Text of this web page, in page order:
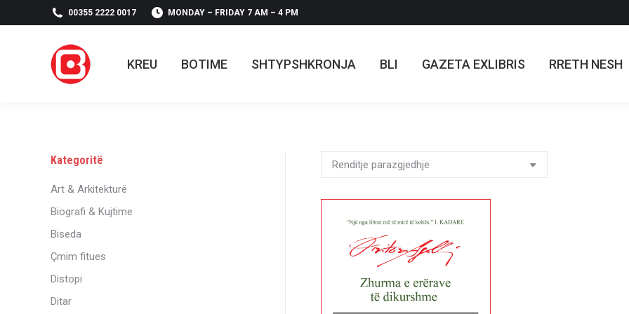
00355 2222 0017 MONDAY – FRIDAY 7 AM – 4 PM
KREU BOTIME SHTYPSHKRONJA BLI GAZETA EXLIBRIS RRETH NESH
Kategoritë
Art & Arkitekturë
Biografi & Kujtime
Biseda
Çmim fitues
Distopi
Ditar
KREU BOTIME SHTYPSHKRONJA BLI GAZETA EXLIBRIS RRETH NESH